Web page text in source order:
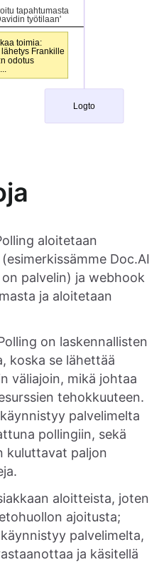
aloitetaan
Doc.AI
palvelin) ja webhook
ja aloitetaan
on laskennallisten
koska se lähettää
väliajoin, mikä johtaa
tehokkuuteen.
palvelimelta
pollingiin, sekä
kuluttavat paljon
aloitteista, joten
ajoitusta;
palvelimelta,
ja käsitellä